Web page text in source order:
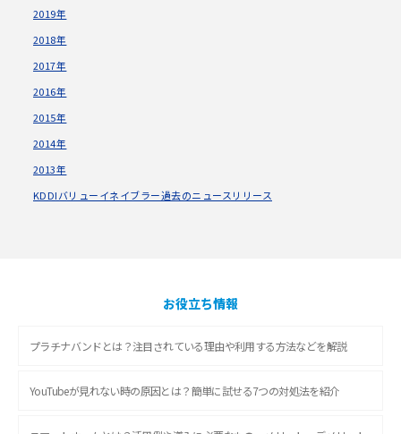
2019年
2018年
2017年
2016年
2015年
2014年
2013年
KDDIバリューイネイブラー過去のニュースリリース
お役立ち情報
プラチナバンドとは？注目されている理由や利用する方法などを解説
YouTubeが見れない時の原因とは？簡単に試せる7つの対処法を紹介